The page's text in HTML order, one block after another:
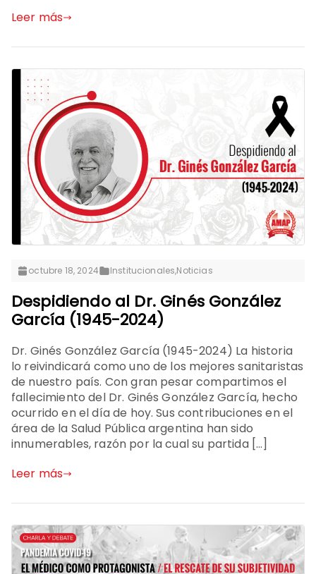
Leer más
octubre 18, 2024 Institucionales,Noticias
Despidiendo al Dr. Ginés González
García (1945-2024)
Dr. Ginés González García (1945-2024) La historia
lo reivindicará como uno de los mejores sanitaristas
de nuestro país. Con gran pesar compartimos el
fallecimiento del Dr. Ginés González García, hecho
ocurrido en el día de hoy. Sus contribuciones en el
área de la Salud Pública argentina han sido
innumerables, razón por la cual su partida […]
Leer más